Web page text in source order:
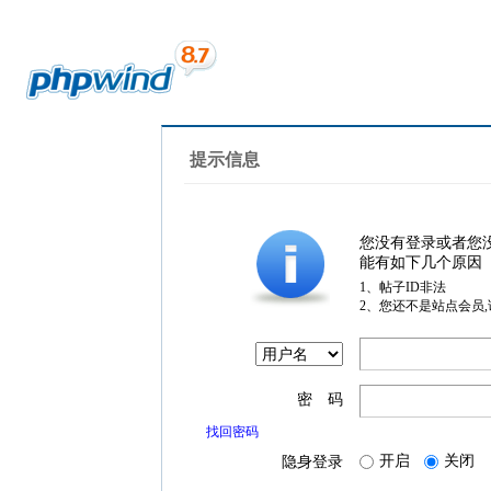
提示信息
您没有登录或者您
能有如下几个原因
1、帖子ID非法
2、您还不是站点会员
密 码
找回密码
隐身登录 开启 关闭